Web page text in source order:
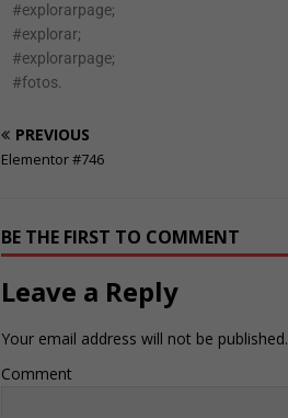
#explorarpage;
#explorar;
#explorarpage;
#fotos.
PREVIOUS
Elementor #746
BE THE FIRST TO COMMENT
Leave a Reply
Your email address will not be published.
Comment